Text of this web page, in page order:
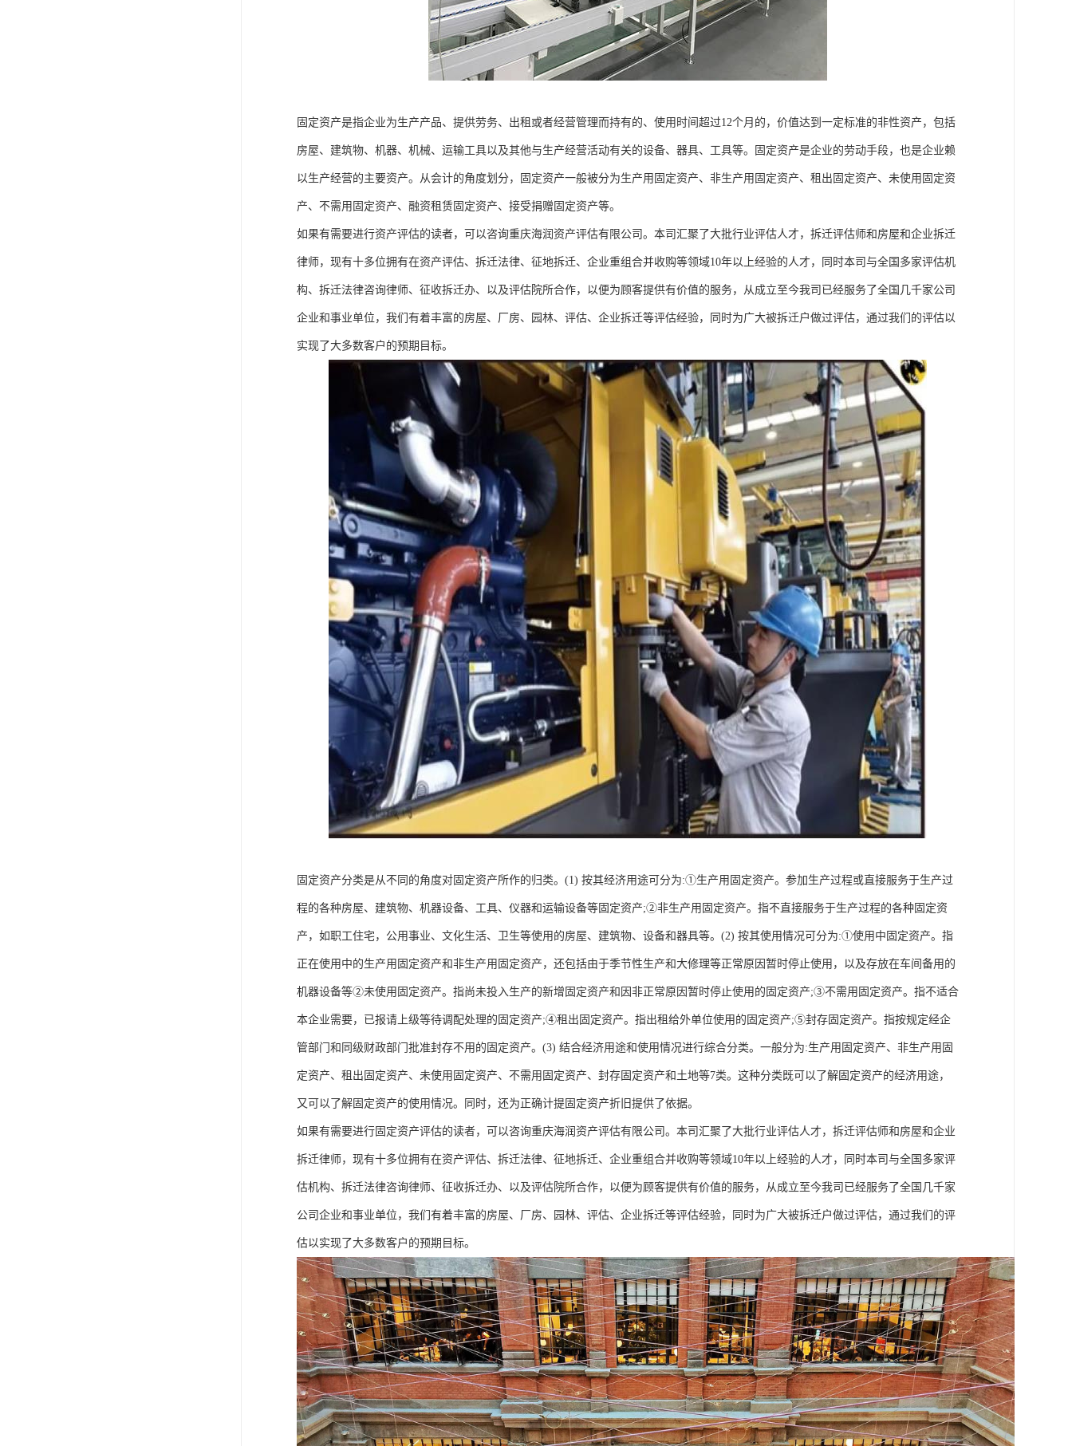
固定资产是指企业为生产产品、提供劳务、出租或者经营管理而持有的、使用时间超过12个月的，价值达到一定标准的非性资产，包括
房屋、建筑物、机器、机械、运输工具以及其他与生产经营活动有关的设备、器具、工具等。固定资产是企业的劳动手段，也是企业赖
以生产经营的主要资产。从会计的角度划分，固定资产一般被分为生产用固定资产、非生产用固定资产、租出固定资产、未使用固定资
产、不需用固定资产、融资租赁固定资产、接受捐赠固定资产等。
如果有需要进行资产评估的读者，可以咨询重庆海润资产评估有限公司。本司汇聚了大批行业评估人才，拆迁评估师和房屋和企业拆迁
律师，现有十多位拥有在资产评估、拆迁法律、征地拆迁、企业重组合并收购等领域10年以上经验的人才，同时本司与全国多家评估机
构、拆迁法律咨询律师、征收拆迁办、以及评估院所合作，以便为顾客提供有价值的服务，从成立至今我司已经服务了全国几千家公司
企业和事业单位，我们有着丰富的房屋、厂房、园林、评估、企业拆迁等评估经验，同时为广大被拆迁户做过评估，通过我们的评估以
实现了大多数客户的预期目标。
固定资产分类是从不同的角度对固定资产所作的归类。(1) 按其经济用途可分为:①生产用固定资产。参加生产过程或直接服务于生产过
程的各种房屋、建筑物、机器设备、工具、仪器和运输设备等固定资产;②非生产用固定资产。指不直接服务于生产过程的各种固定资
产，如职工住宅，公用事业、文化生活、卫生等使用的房屋、建筑物、设备和器具等。(2) 按其使用情况可分为:①使用中固定资产。指
正在使用中的生产用固定资产和非生产用固定资产，还包括由于季节性生产和大修理等正常原因暂时停止使用，以及存放在车间备用的
机器设备等②未使用固定资产。指尚未投入生产的新增固定资产和因非正常原因暂时停止使用的固定资产;③不需用固定资产。指不适合
本企业需要，已报请上级等待调配处理的固定资产;④租出固定资产。指出租给外单位使用的固定资产;⑤封存固定资产。指按规定经企
管部门和同级财政部门批准封存不用的固定资产。(3) 结合经济用途和使用情况进行综合分类。一般分为:生产用固定资产、非生产用固
定资产、租出固定资产、未使用固定资产、不需用固定资产、封存固定资产和土地等7类。这种分类既可以了解固定资产的经济用途，
又可以了解固定资产的使用情况。同时，还为正确计提固定资产折旧提供了依据。
如果有需要进行固定资产评估的读者，可以咨询重庆海润资产评估有限公司。本司汇聚了大批行业评估人才，拆迁评估师和房屋和企业
拆迁律师，现有十多位拥有在资产评估、拆迁法律、征地拆迁、企业重组合并收购等领域10年以上经验的人才，同时本司与全国多家评
估机构、拆迁法律咨询律师、征收拆迁办、以及评估院所合作，以便为顾客提供有价值的服务，从成立至今我司已经服务了全国几千家
公司企业和事业单位，我们有着丰富的房屋、厂房、园林、评估、企业拆迁等评估经验，同时为广大被拆迁户做过评估，通过我们的评
估以实现了大多数客户的预期目标。